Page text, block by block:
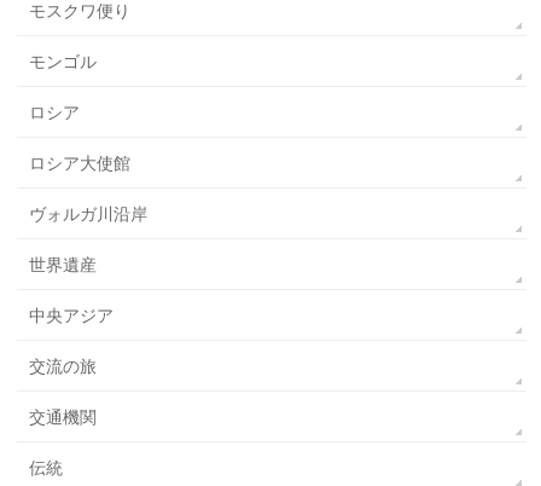
モスクワ便り
モンゴル
ロシア
ロシア大使館
ヴォルガ川沿岸
世界遺産
中央アジア
交流の旅
交通機関
伝統